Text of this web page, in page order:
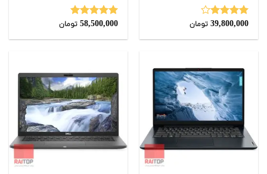
نمره
39,800,000 تومان نمره5.00
58,500,000 تومان